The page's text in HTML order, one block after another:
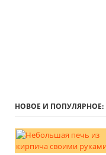
НОВОЕ И ПОПУЛЯРНОЕ: